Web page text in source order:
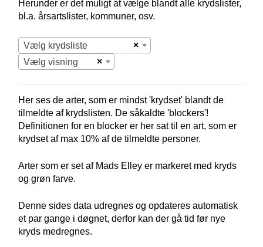
Herunder er det muligt at vælge blandt alle krydslister,
bl.a. årsartslister, kommuner, osv.
×
Vælg krydsliste
×
Vælg visning
Her ses de arter, som er mindst 'krydset' blandt de
tilmeldte af krydslisten. De såkaldte 'blockers'!
Definitionen for en blocker er her sat til en art, som er
krydset af max 10% af de tilmeldte personer.
Arter som er set af Mads Elley er markeret med kryds
og grøn farve.
Denne sides data udregnes og opdateres automatisk
et par gange i døgnet, derfor kan der gå tid før nye
kryds medregnes.